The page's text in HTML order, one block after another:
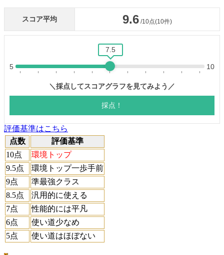
評価基準はこちら
点数
評価基準
10点
環境トップ
9.5点
環境トップ一歩手前
9点
準最強クラス
8.5点
汎用的に使える
7点
性能的には平凡
6点
使い道少なめ
5点
使い道はほぼない